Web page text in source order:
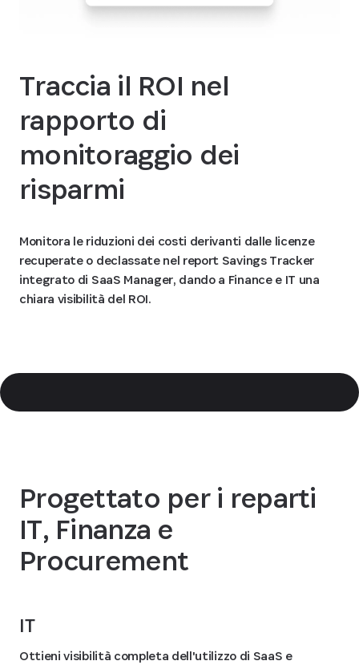
Traccia il ROI nel
rapporto di
monitoraggio dei
risparmi
Monitora le riduzioni dei costi derivanti dalle licenze
recuperate o declassate nel report Savings Tracker
integrato di SaaS Manager, dando a Finance e IT una
chiara visibilità del ROI.
Progettato per i reparti
IT, Finanza e
Procurement
IT
Ottieni visibilità completa dell'utilizzo di SaaS e